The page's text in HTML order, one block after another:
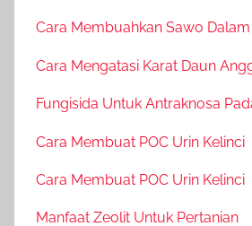
Cara Membuahkan Sawo
Cara Mengatasi Karat Daun
Fungisida Untuk Antraknosa
Cara Membuat POC Urin Kelinci
Cara Membuat POC Urin Kelinci
Manfaat Zeolit Untuk Pertanian